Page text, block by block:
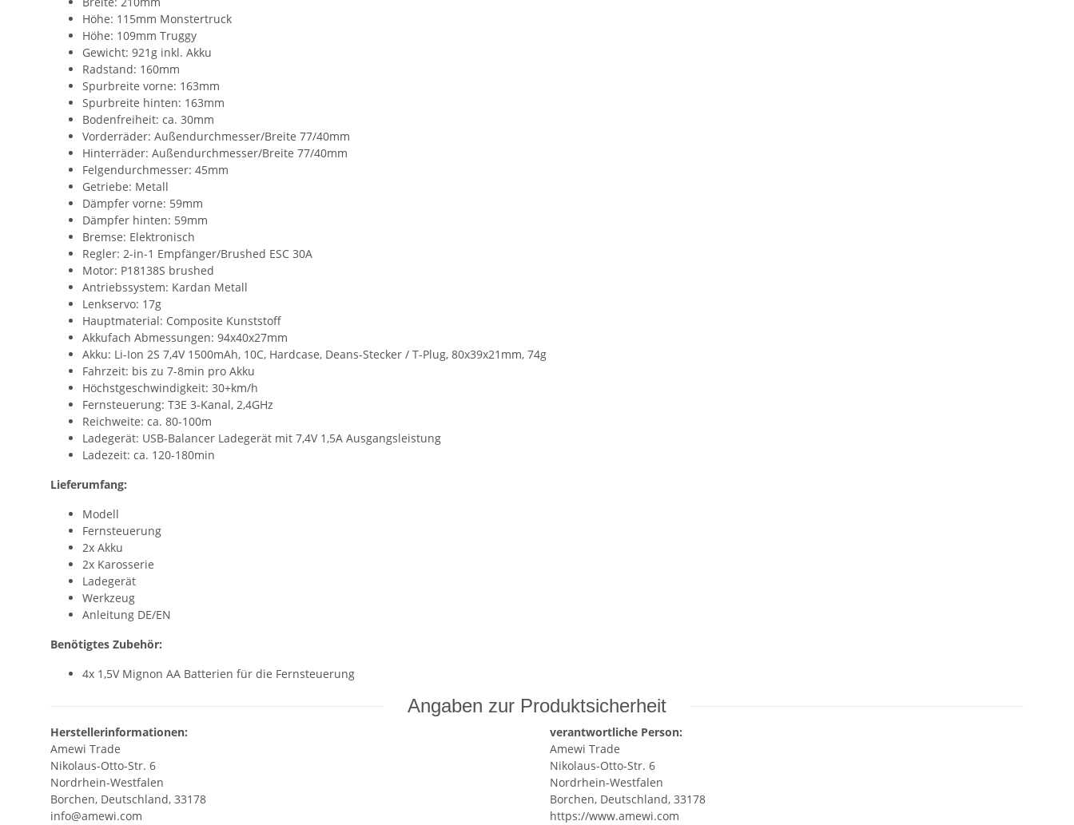
Höhe: 115mm Monstertruck
Höhe: 109mm Truggy
Gewicht: 921g inkl. Akku
Radstand: 160mm
Spurbreite vorne: 163mm
Spurbreite hinten: 163mm
Bodenfreiheit: ca. 30mm
Vorderräder: Außendurchmesser/Breite 77/40mm
Hinterräder: Außendurchmesser/Breite 77/40mm
Felgendurchmesser: 45mm
Getriebe: Metall
Dämpfer vorne: 59mm
Dämpfer hinten: 59mm
Bremse: Elektronisch
Regler: 2-in-1 Empfänger/Brushed ESC 30A
Motor: P18138S brushed
Antriebssystem: Kardan Metall
Lenkservo: 17g
Hauptmaterial: Composite Kunststoff
Akkufach Abmessungen: 94x40x27mm
Akku: Li-Ion 2S 7,4V 1500mAh, 10C, Hardcase, Deans-Stecker / T-Plug, 80x39x21mm, 74g
Fahrzeit: bis zu 7-8min pro Akku
Höchstgeschwindigkeit: 30+km/h
Fernsteuerung: T3E 3-Kanal, 2,4GHz
Reichweite: ca. 80-100m
Ladegerät: USB-Balancer Ladegerät mit 7,4V 1,5A Ausgangsleistung
Ladezeit: ca. 120-180min
Lieferumfang:
Modell
Fernsteuerung
2x Akku
2x Karosserie
Ladegerät
Werkzeug
Anleitung DE/EN
Benötigtes Zubehör:
4x 1,5V Mignon AA Batterien für die Fernsteuerung
Angaben zur Produktsicherheit
Herstellerinformationen:
Amewi Trade
Nikolaus-Otto-Str. 6
Nordrhein-Westfalen
Borchen, Deutschland, 33178
info@amewi.com
verantwortliche Person:
Amewi Trade
Nikolaus-Otto-Str. 6
Nordrhein-Westfalen
Borchen, Deutschland, 33178
https://www.amewi.com